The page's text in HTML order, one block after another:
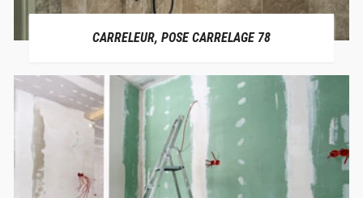
CARRELEUR, POSE CARRELAGE 78